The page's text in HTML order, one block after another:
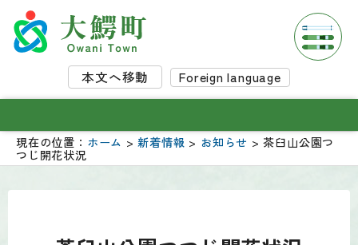
本文へ移動 Foreign language
現在の位置： ホーム >新着情報 > お知らせ > 茶臼山公園つ
つじ開花状況